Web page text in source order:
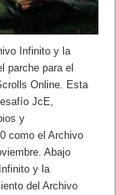
Infinito y la
parche para el
Online. Esta
JcE,
y
como el Archivo
Abajo
y la
del Archivo